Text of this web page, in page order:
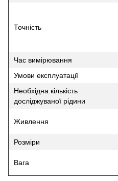
Точність
Час вимірювання
Умови експлуатації
Необхідна кількість
досліджуваної рідини
Живлення
Розміри
Вага